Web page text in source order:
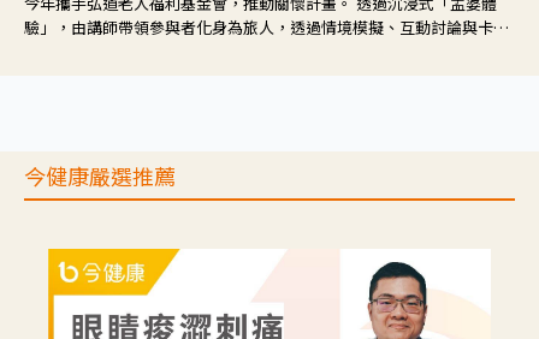
驗」，由講師帶領參與者化身為旅人，透過情境模擬、互動討論與卡牌
今健康嚴選推薦